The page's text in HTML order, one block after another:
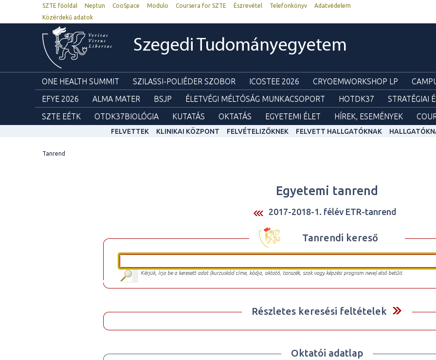
SZTE főoldal Neptun CooSpace Modulo Coursera for SZTE Észrevétel Telefonkönyv
Adatvédelem
Közérdekű adatok
Szegedi Tudományegyetem
ONE HEALTH SUMMIT SZILASSI-POLIÉDER SZOBOR ICOSTEE 2026 CRYOEMWORKSHOP LP
EFYE 2026
ALMA MATER BSJP ÉLETVÉGI MÉLTÓSÁG MUNKACSOPORT HOTDK37 STRATÉGIAI
SZTE EÉTK
OTDK37BIOLÓGIA KUTATÁS OKTATÁS EGYETEMI ÉLET HÍREK, ESEMÉNYEK
FELVETTEK KLINIKAI KÖZPONT FELVÉTELIZŐKNEK FELVETT HALLGATÓKNAK
Tanrend
Egyetemi tanrend
2017-2018-1. félév ETR-tanrend
Tanrendi kereső
Kérjük, írja be a keresett adat (kurzuskód címe, kódja, oktató, tanszék, szak vagy képzési program neve) első betűit.
Részletes keresési feltételek
Oktatói adatlap